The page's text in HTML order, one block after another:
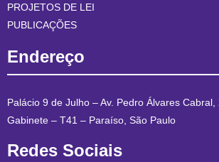
PROJETOS DE LEI
PUBLICAÇÕES
Endereço
Palácio 9 de Julho – Av. Pedro Álvares Cabral,
Gabinete – T41 – Paraíso, São Paulo
Redes Sociais